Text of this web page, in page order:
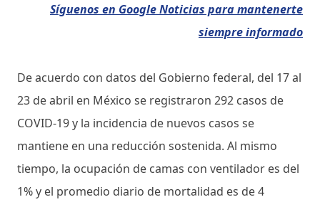
Síguenos en Google Noticias para mantenerte
siempre informado
De acuerdo con datos del Gobierno federal, del 17 al
23 de abril en México se registraron 292 casos de
COVID-19 y la incidencia de nuevos casos se
mantiene en una reducción sostenida. Al mismo
tiempo, la ocupación de camas con ventilador es del
1% y el promedio diario de mortalidad es de 4